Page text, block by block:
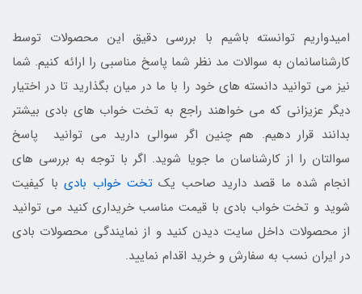
امیدواریم توانسته باشیم با بررسی دقیق این محصولات توسط
کارشناسانمان به سوالات مد نظر شما پاسخ مناسبی را ارائه کنیم. شما
نیز می توانید دانسته های خود را با ما در میان بگذارید تا در اختیار
دیگر عزیزانی که می خواهند راجع به تخت خواب های بادی بیشتر
بدانند قرار دهیم. هم چنین اگر سوالی دارید می توانید پاسخ
سوالتان را از کارشناسان ما جویا شوید. اگر با توجه به بررسی های
انجام شده ما قصد دارید صاحب یکتخت خواب بادیبا کیفیت
شوید و تخت خواب بادی با قیمت مناسب خریداری کنید می توانید
از محصولات داخل سایت دیدن کنید و از نمایندگی محصولات بادی
در ایران نسب به سفارش و خرید اقدام نمایید.